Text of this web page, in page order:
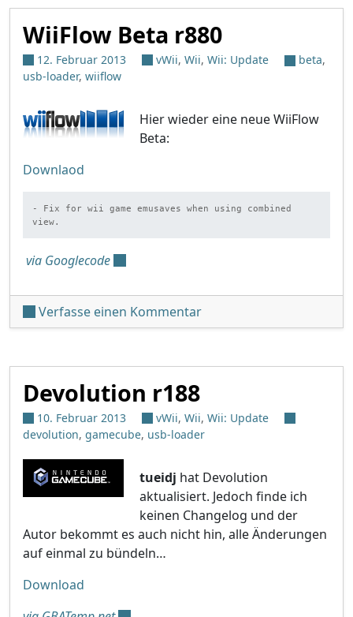
WiiFlow Beta r880
12. Februar 2013 vWii, Wii, Wii: Update beta,
usb-loader, wiiflow
Hier wieder eine neue WiiFlow
Beta:
Downlaod
- Fix for wii game emusaves when using combined
view.
via Googlecode
Verfasse einen Kommentarunter 'WiiFlow Beta r880'
Devolution r188
10. Februar 2013 vWii, Wii, Wii: Update
devolution, gamecube, usb-loader
tueidj hat Devolution
aktualisiert. Jedoch finde ich
keinen Changelog und der
Autor bekommt es auch nicht hin, alle Änderungen
auf einmal zu bündeln…
Download